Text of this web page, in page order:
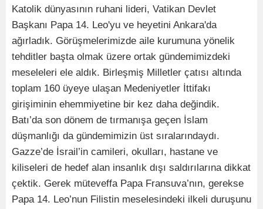
Katolik dünyasının ruhani lideri, Vatikan Devlet
Başkanı Papa 14. Leo'yu ve heyetini Ankara'da
ağırladık. Görüşmelerimizde aile kurumuna yönelik
tehditler başta olmak üzere ortak gündemimizdeki
meseleleri ele aldık. Birleşmiş Milletler çatısı altında
toplam 160 üyeye ulaşan Medeniyetler İttifakı
girişiminin ehemmiyetine bir kez daha değindik.
Batı’da son dönem de tırmanışa geçen İslam
düşmanlığı da gündemimizin üst sıralarındaydı.
Gazze’de İsrail’in camileri, okulları, hastane ve
kiliseleri de hedef alan insanlık dışı saldırılarına dikkat
çektik. Gerek müteveffa Papa Fransuva’nın, gerekse
Papa 14. Leo’nun Filistin meselesindeki ilkeli duruşunu